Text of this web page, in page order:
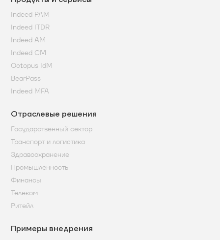
Indeed PAM
Indeed ITDR
Indeed AM
Indeed CM
Octopus IdM
BearPass
Indeed MFA
Отраслевые решения
Государственный сектор
Транспорт и логистика
Здравоохранение
Промышленность
Финансы
Телеком
Ритейл
Примеры внедрения